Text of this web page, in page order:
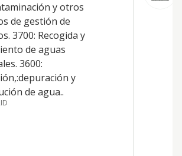
y otros
de gestión de
3700: Recogida y
de aguas
3600:
y
de agua..